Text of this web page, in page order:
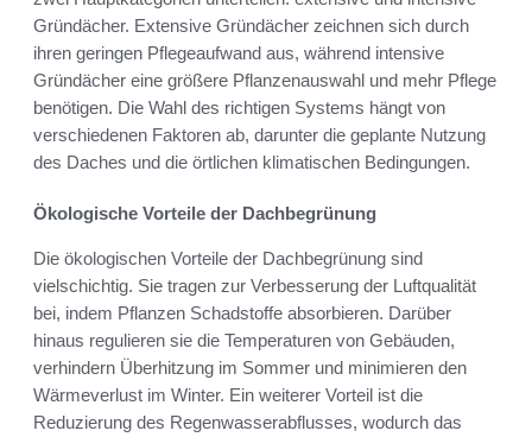
Gründächer. Extensive Gründächer zeichnen sich durch
ihren geringen Pflegeaufwand aus, während intensive
Gründächer eine größere Pflanzenauswahl und mehr Pflege
benötigen. Die Wahl des richtigen Systems hängt von
verschiedenen Faktoren ab, darunter die geplante Nutzung
des Daches und die örtlichen klimatischen Bedingungen.
Ökologische Vorteile der Dachbegrünung
Die ökologischen Vorteile der Dachbegrünung sind
vielschichtig. Sie tragen zur Verbesserung der Luftqualität
bei, indem Pflanzen Schadstoffe absorbieren. Darüber
hinaus regulieren sie die Temperaturen von Gebäuden,
verhindern Überhitzung im Sommer und minimieren den
Wärmeverlust im Winter. Ein weiterer Vorteil ist die
Reduzierung des Regenwasserabflusses, wodurch das